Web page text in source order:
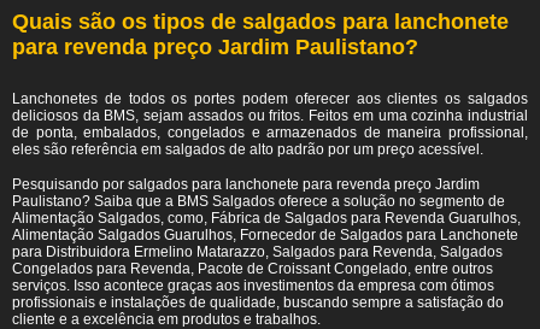
Quais são os tipos de salgados para lanchonete
para revenda preço Jardim Paulistano?
Lanchonetes de todos os portes podem oferecer aos clientes os salgados
deliciosos da BMS, sejam assados ou fritos. Feitos em uma cozinha industrial
de ponta, embalados, congelados e armazenados de maneira profissional,
eles são referência em salgados de alto padrão por um preço acessível.
Pesquisando por salgados para lanchonete para revenda preço Jardim
Paulistano? Saiba que a BMS Salgados oferece a solução no segmento de
Alimentação Salgados, como, Fábrica de Salgados para Revenda Guarulhos,
Alimentação Salgados Guarulhos, Fornecedor de Salgados para Lanchonete
para Distribuidora Ermelino Matarazzo, Salgados para Revenda, Salgados
Congelados para Revenda, Pacote de Croissant Congelado, entre outros
serviços. Isso acontece graças aos investimentos da empresa com ótimos
profissionais e instalações de qualidade, buscando sempre a satisfação do
cliente e a excelência em produtos e trabalhos.